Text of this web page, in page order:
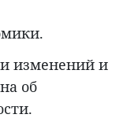
изменений и
об